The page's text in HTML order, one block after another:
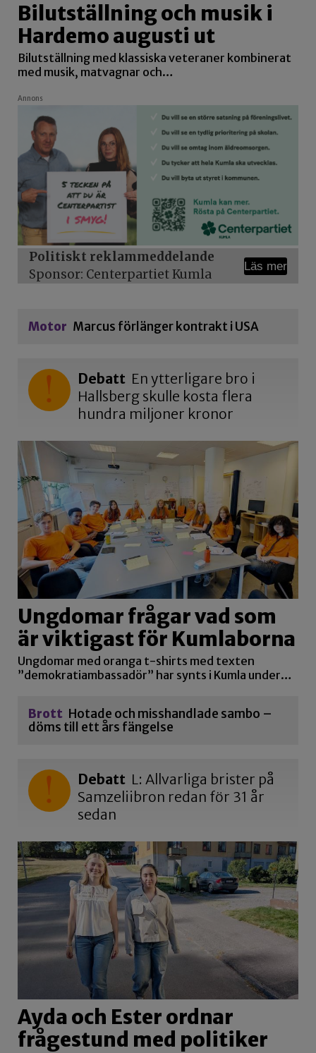
Bilutställning och musik i
Hardemo augusti ut
Bilutställning med klassiska veteraner kombinerat
med musik, matvagnar och…
Annons
Politiskt reklammeddelande
Sponsor: Centerpartiet Kumla
Läs mer
Motor Marcus förlänger kontrakt i USA
Debatt En ytterligare bro i
Hallsberg skulle kosta flera
hundra miljoner kronor
Ungdomar frågar vad som
är viktigast för Kumlaborna
Ungdomar med oranga t-shirts med texten
”demokratiambassadör” har synts i Kumla under…
Brott Hotade och misshandlade sambo –
döms till ett års fängelse
Debatt L: Allvarliga brister på
Samzeliibron redan för 31 år
sedan
Ayda och Ester ordnar
frågestund med politiker